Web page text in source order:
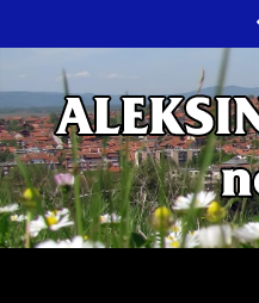
to
content
ДРУШТВО,
СПОРТ,